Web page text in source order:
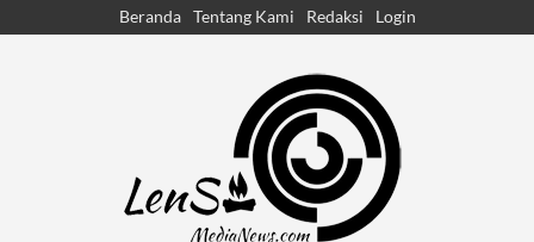
Beranda Tentang Kami Redaksi Login